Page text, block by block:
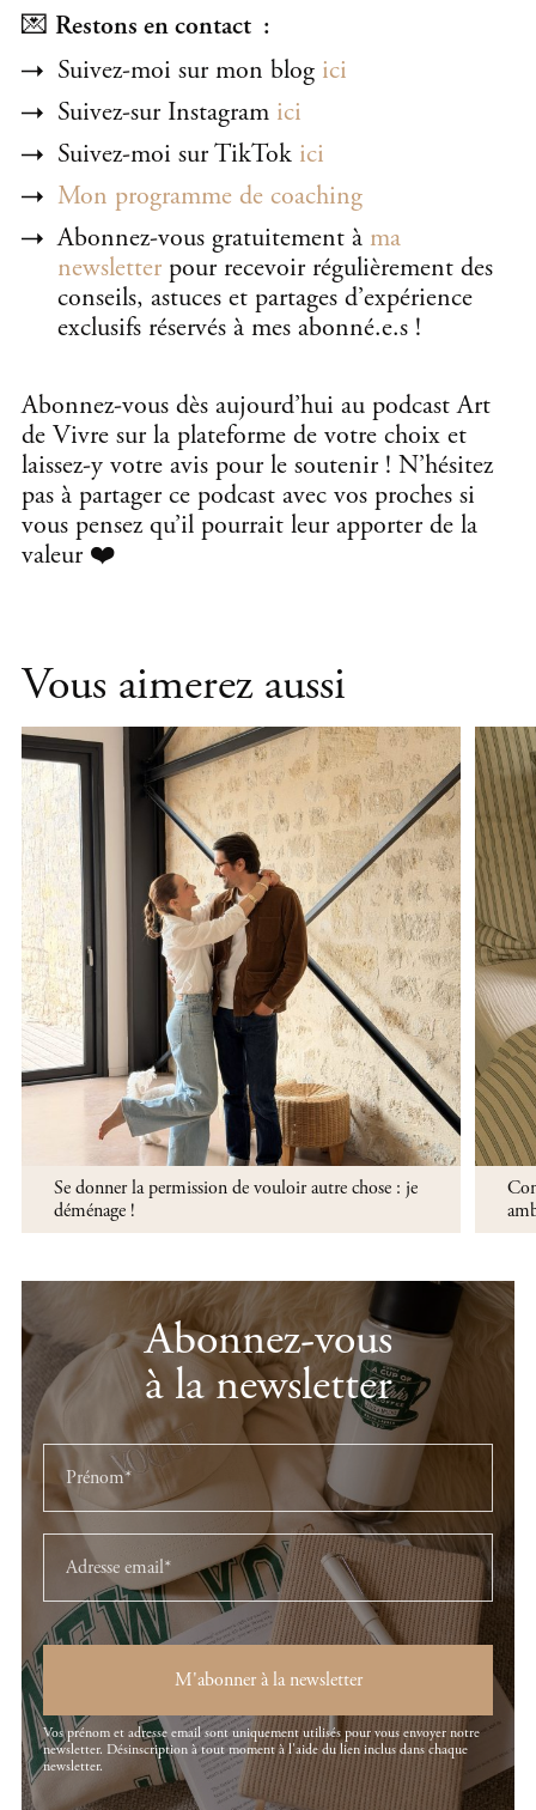
💌 Restons en contact :
Suivez-moi sur mon blog ici
Suivez-sur Instagram ici
Suivez-moi sur TikTok ici
Mon programme de coaching
Abonnez-vous gratuitement à ma
newsletter pour recevoir régulièrement des
conseils, astuces et partages d’expérience
exclusifs réservés à mes abonné.e.s !
Abonnez-vous dès aujourd’hui au podcast Art
de Vivre sur la plateforme de votre choix et
laissez-y votre avis pour le soutenir ! N’hésitez
pas à partager ce podcast avec vos proches si
vous pensez qu’il pourrait leur apporter de la
valeur ❤️
Vous aimerez aussi
,
Se donner la permission de vouloir autre chose : je
déménage !
,
Abonnez-vous
à la newsletter
M'abonner à la newsletter
Vos prénom et adresse email sont uniquement utilisés pour vous envoyer notre
newsletter. Désinscription à tout moment à l'aide du lien inclus dans chaque
newsletter.